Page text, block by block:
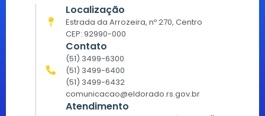
Localização
Estrada da Arrozeira, nº 270, Centro
CEP: 92990-000
Contato
(51) 3499-6300
(51) 3499-6400
(51) 3499-6432
comunicacao@eldorado.rs.gov.br
Atendimento